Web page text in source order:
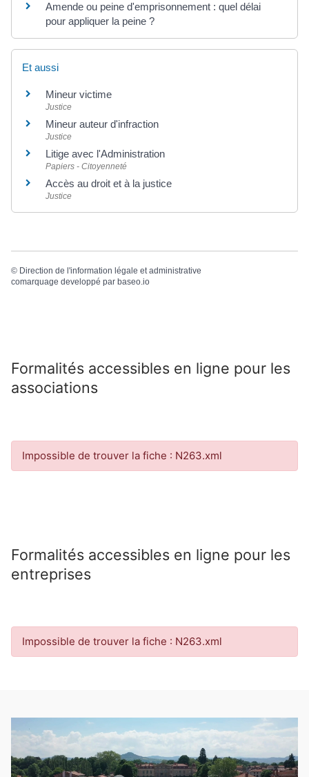
Amende ou peine d'emprisonnement : quel délai
pour appliquer la peine ?
Et aussi
Mineur victime
Justice
Mineur auteur d'infraction
Justice
Litige avec l'Administration
Papiers - Citoyenneté
Accès au droit et à la justice
Justice
© Direction de l'information légale et administrative
comarquage developpé par baseo.io
Formalités accessibles en ligne pour les
associations
Impossible de trouver la fiche : N263.xml
Formalités accessibles en ligne pour les
entreprises
Impossible de trouver la fiche : N263.xml